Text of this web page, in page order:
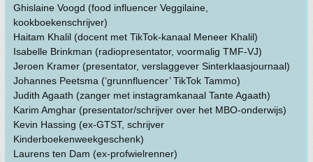
Ghislaine Voogd (food influencer Veggilaine,
kookboekenschrijver)
Haitam Khalil (docent met TikTok-kanaal Meneer Khalil)
Isabelle Brinkman (radiopresentator, voormalig TMF-VJ)
Jeroen Kramer (presentator, verslaggever Sinterklaasjournaal)
Johannes Peetsma (‘grunnfluencer’ TikTok Tammo)
Judith Agaath (zanger met instagramkanaal Tante Agaath)
Karim Amghar (presentator/schrijver over het MBO-onderwijs)
Kevin Hassing (ex-GTST, schrijver
Kinderboekenweekgeschenk)
Laurens ten Dam (ex-profwielrenner)